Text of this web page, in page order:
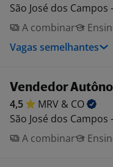
São José dos Campos
A combinar
Vagas semelhantes
Vendedor
4,5 MRV & CO
São José dos Campos
A combinar